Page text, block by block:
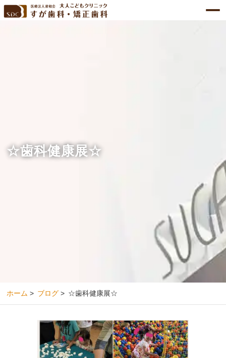
☆歯科健康展☆
ホーム > ブログ > ☆歯科健康展☆